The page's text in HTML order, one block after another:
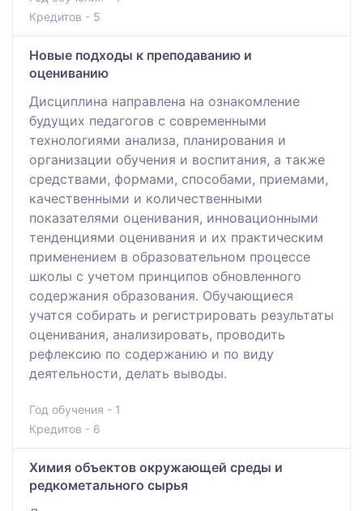
Кредитов - 5
Новые подходы к преподаванию и
оцениванию
Дисциплина направлена на ознакомление
будущих педагогов с современными
технологиями анализа, планирования и
организации обучения и воспитания, а также
средствами, формами, способами, приемами,
качественными и количественными
показателями оценивания, инновационными
тенденциями оценивания и их практическим
применением в образовательном процессе
школы с учетом принципов обновленного
содержания образования. Обучающиеся
учатся собирать и регистрировать результаты
оценивания, анализировать, проводить
рефлексию по содержанию и по виду
деятельности, делать выводы.
Год обучения - 1
Кредитов - 6
Химия объектов окружающей среды и
редкометального сырья